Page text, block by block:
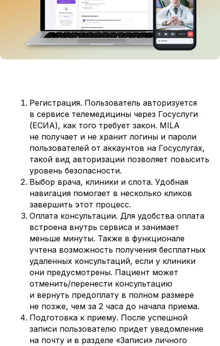
Регистрация. Пользователь авторизуется
в сервисе телемедицины через Госуслуги
(ЕСИА), как того требует закон. MILA
не получает и не хранит логины и пароли
пользователей от аккаунтов на Госуслугах,
такой вид авторизации позволяет повысить
уровень безопасности.
Выбор врача, клиники и слота. Удобная
навигация помогает в несколько кликов
завершить этот процесс.
Оплата консультации. Для удобства оплата
встроена внутрь сервиса и занимает
меньше минуты. Также в функционале
учтена возможность получения бесплатных
удаленных консультаций, если у клиники
они предусмотрены. Пациент может
отменить/перенести консультацию
и вернуть предоплату в полном размере
не позже, чем за 2 часа до начала приема.
Подготовка к приему. После успешной
записи пользователю придет уведомление
на почту и в разделе «Записи» личного